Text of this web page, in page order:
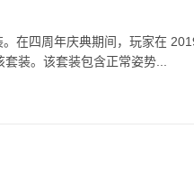
在四周年庆典期间，玩家在
装。该套装包含正常姿势...